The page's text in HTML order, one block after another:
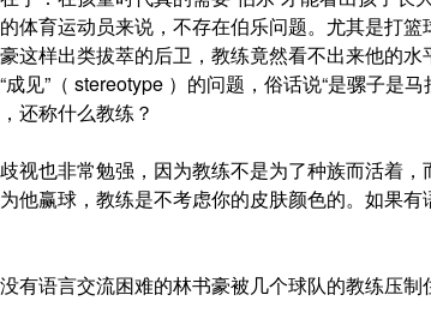
体育运动员来说，不存在伯乐问题。尤其是打
这样出类拔萃的后卫，教练竟然看不出来他的
见”（ stereotype ）的问题，俗话说“是骡子是
还称什么教练？
视也非常勉强，因为教练不是为了种族而活着
他赢球，教练是不考虑你的皮肤颜色的。如果
有语言交流困难的林书豪被几个球队的教练压制